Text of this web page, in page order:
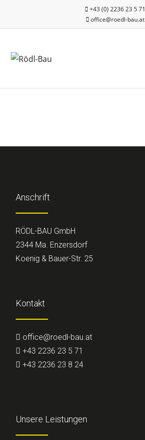
+43 (0) 2236 23 5 71
office@roedl-bau.at
Anschrift
RÖDL-BAU GmbH
2344 Ma. Enzersdorf
Koenig & Bauer-Str. 25
Kontakt
office@roedl-bau.at
+43 2236 23 5 71
+43 2236 23 8 24
Unsere Leistungen